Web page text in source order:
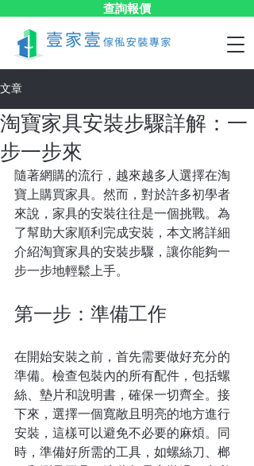
查詢報價
文章
淘寶家具安裝步驟詳解：一
步一步來
隨著網購的流行，越來越多人選擇在淘
寶上購買家具。然而，對於許多初學者
來說，家具的安裝往往是一個挑戰。為
了幫助大家順利完成安裝，本文將詳細
介紹淘寶家具的安裝步驟，讓你能夠一
步一步地輕鬆上手。
第一步：準備工作
在開始安裝之前，首先需要做好充分的
準備。檢查包裝內的所有配件，包括螺
絲、墊片和說明書，確保一切齊全。接
下來，選擇一個寬敞且明亮的地方進行
安裝，這樣可以避免不必要的麻煩。同
時，準備好所需的工具，如螺絲刀、榔